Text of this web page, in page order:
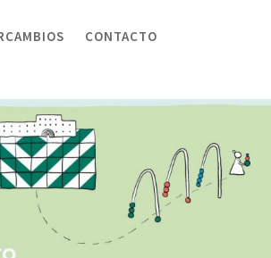
CONTACTO